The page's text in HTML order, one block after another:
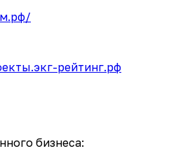
рейтинг.рф
бизнеса: